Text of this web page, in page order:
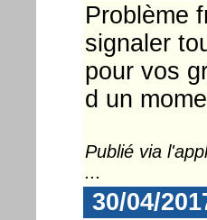
Problème
signaler
pour vos
d un
Publié via
...
30/04/